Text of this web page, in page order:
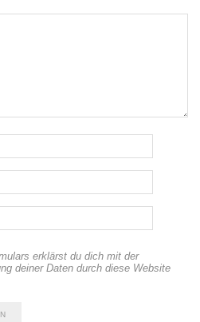
erklärst du dich mit der
deiner Daten durch diese Website